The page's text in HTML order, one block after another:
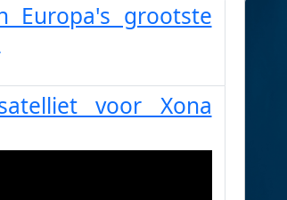
Europa's grootste
voor Xona